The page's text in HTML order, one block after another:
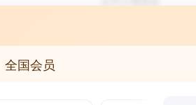
全国会员